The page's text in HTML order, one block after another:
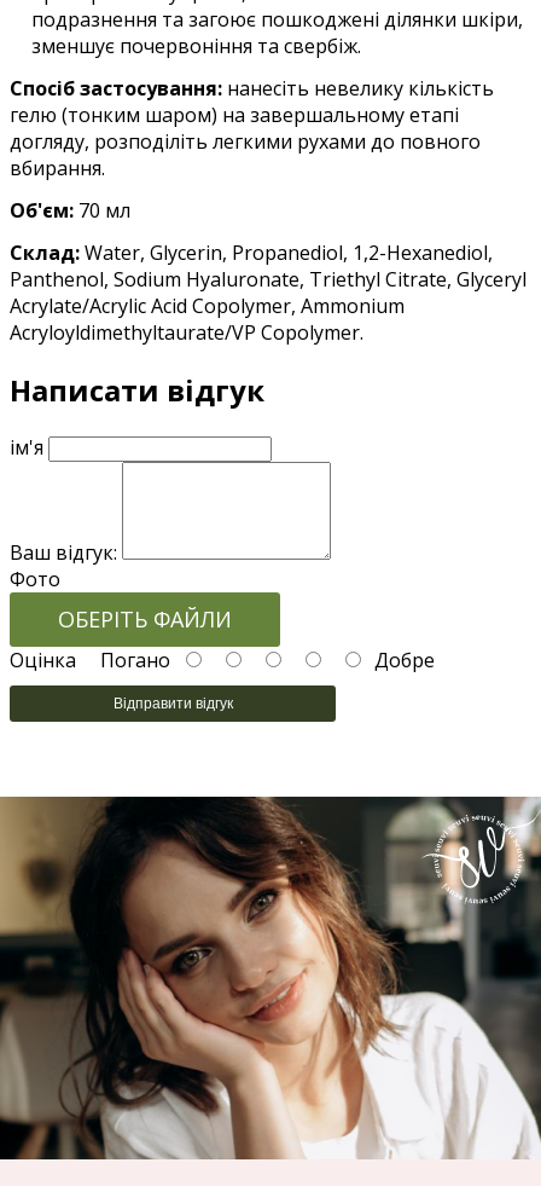
подразнення та загоює пошкоджені ділянки шкіри,
зменшує почервоніння та свербіж.
Спосіб застосування: нанесіть невелику кількість
гелю (тонким шаром) на завершальному етапі
догляду, розподіліть легкими рухами до повного
вбирання.
Об'єм: 70 мл
Склад:Water, Glycerin, Propanediol, 1,2-Hexanediol,
Panthenol, Sodium Hyaluronate, Triethyl Citrate, Glyceryl
Acrylate/Acrylic Acid Copolymer, Ammonium
Acryloyldimethyltaurate/VP Copolymer.
Написати відгук
ім'я
Ваш відгук:
Фото
ОБЕРІТЬ ФАЙЛИ
Оцінка Погано Добре
Відправити відгук